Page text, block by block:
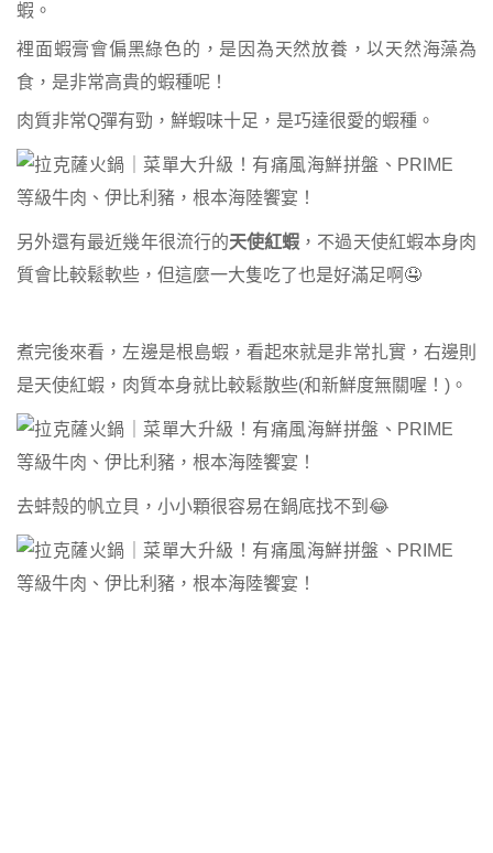
蝦。
裡面蝦膏會偏黑綠色的，是因為天然放養，以天然海藻為
食，是非常高貴的蝦種呢！
肉質非常Q彈有勁，鮮蝦味十足，是巧達很愛的蝦種。
另外還有最近幾年很流行的天使紅蝦 ，不過天使紅蝦本身肉
質會比較鬆軟些，但這麼一大隻吃了也是好滿足啊🤤
煮完後來看，左邊是根島蝦，看起來就是非常扎實，右邊則
是天使紅蝦，肉質本身就比較鬆散些(和新鮮度無關喔！)。
去蚌殼的帆立貝，小小顆很容易在鍋底找不到😂